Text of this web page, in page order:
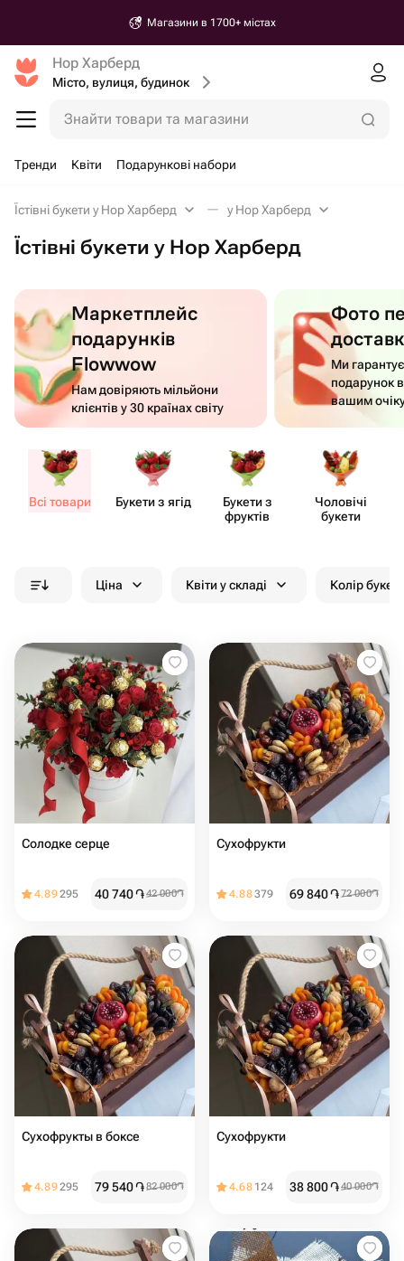
Магазини в 1700+ містах
Нор Харберд
Місто, вулиця, будинок
Знайти товари та магазини
Тренди Квіти Подарункові набори
Їстівні букети у Нор Харберд у Нор Харберд
Їстівні букети у Нор Харберд
Маркетплейс
подарунків
Flowwow
Нам довіряють мільйони
клієнтів у 30 країнах світу
Фото
Ми
подарунок
вашим
Всі товари Букети з ягід
Букети з
фруктів
Чоловічі
букети
Ціна Квіти у складі Колір
Солодке серце
4.89295 40 740֏42 000֏
Сухофрукти
4.88379 69 840֏72 000֏
Сухофрукты в боксе
4.89295 79 540֏82 000֏
Сухофрукти
4.68 124 38 800֏40 000֏